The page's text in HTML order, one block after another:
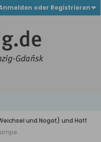
oder Registrieren
und Nogat) und Haff